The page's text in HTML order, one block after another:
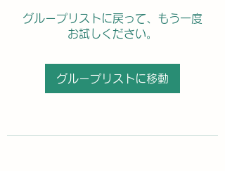
グループリストに戻って、もう一度
お試しください。
グループリストに移動